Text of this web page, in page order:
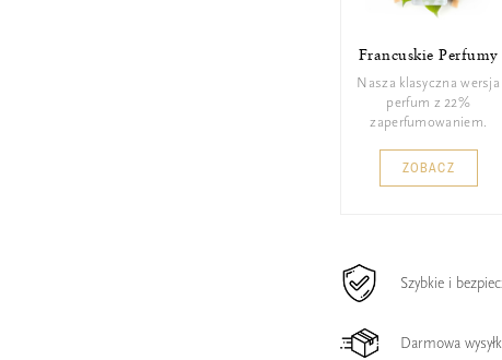
Francuskie Perfumy
Nasza klasyczna wersja
perfum z 22%
zaperfumowaniem.
ZOBACZ
Szybkie i
Darmowa